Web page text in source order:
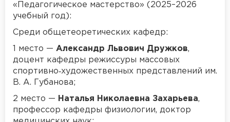
«Педагогическое мастерство» (2025–2026
учебный год):
Среди общетеоретических кафедр:
1 место — Александр Львович Дружков,
доцент кафедры режиссуры массовых
спортивно‑художественных представлений им.
В. А. Губанова;
2 место — Наталья Николаевна Захарьева,
профессор кафедры физиологии, доктор